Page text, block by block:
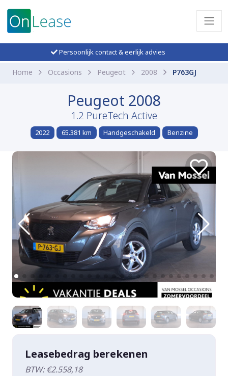
Persoonlijk contact & eerlijk advies
Home Occasions Peugeot 2008 P763GJ
Peugeot 2008
1.2 PureTech Active
2022 65.381 km Handgeschakeld Benzine
Leasebedrag berekenen
BTW: €2.558,18